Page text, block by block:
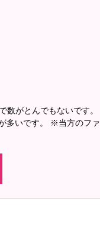
数がとんでもないです。
多いです。 ※当方のファ